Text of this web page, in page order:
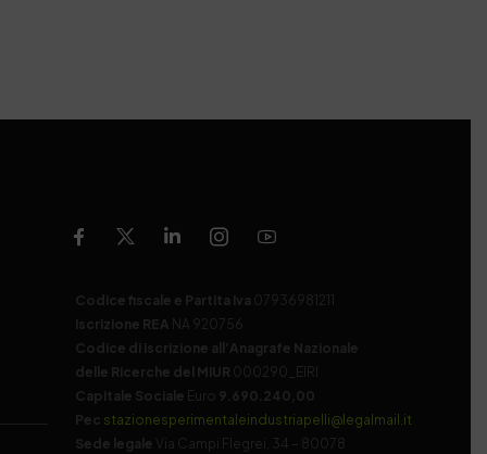
Codice fiscale e Partita Iva 07936981211
Iscrizione REA NA 920756
Codice di iscrizione all’Anagrafe Nazionale
delle Ricerche del MIUR 000290_EIRI
Capitale Sociale Euro 9.690.240,00
Pec stazionesperimentaleindustriapelli@legalmail.it
Sede legale
Via Campi Flegrei, 34 – 80078